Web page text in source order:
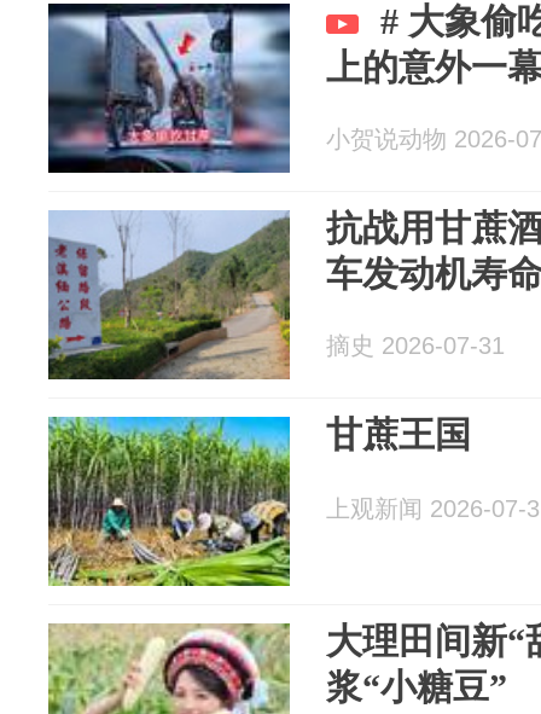
# 大象偷
上的意外一
小贺说动物 2026-
抗战用甘蔗
车发动机寿
摘史 2026-07-31
甘蔗王国
上观新闻 2026-07-
大理田间新“
浆“小糖豆”